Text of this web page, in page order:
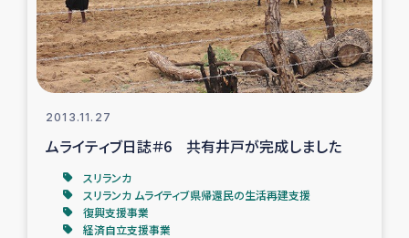
レバノンでのシリア難民への食糧・越冬支援
レバノンにおける緊急支援
レバノンでのシリア難民への教育支援事業
海外ルーツの市民との共生
2013.11.27
ムライティブ日誌＃6 共有井戸が完成しました
スリランカ
スリランカ ムライティブ県帰還民の生活再建支援
復興支援事業
経済自立支援事業